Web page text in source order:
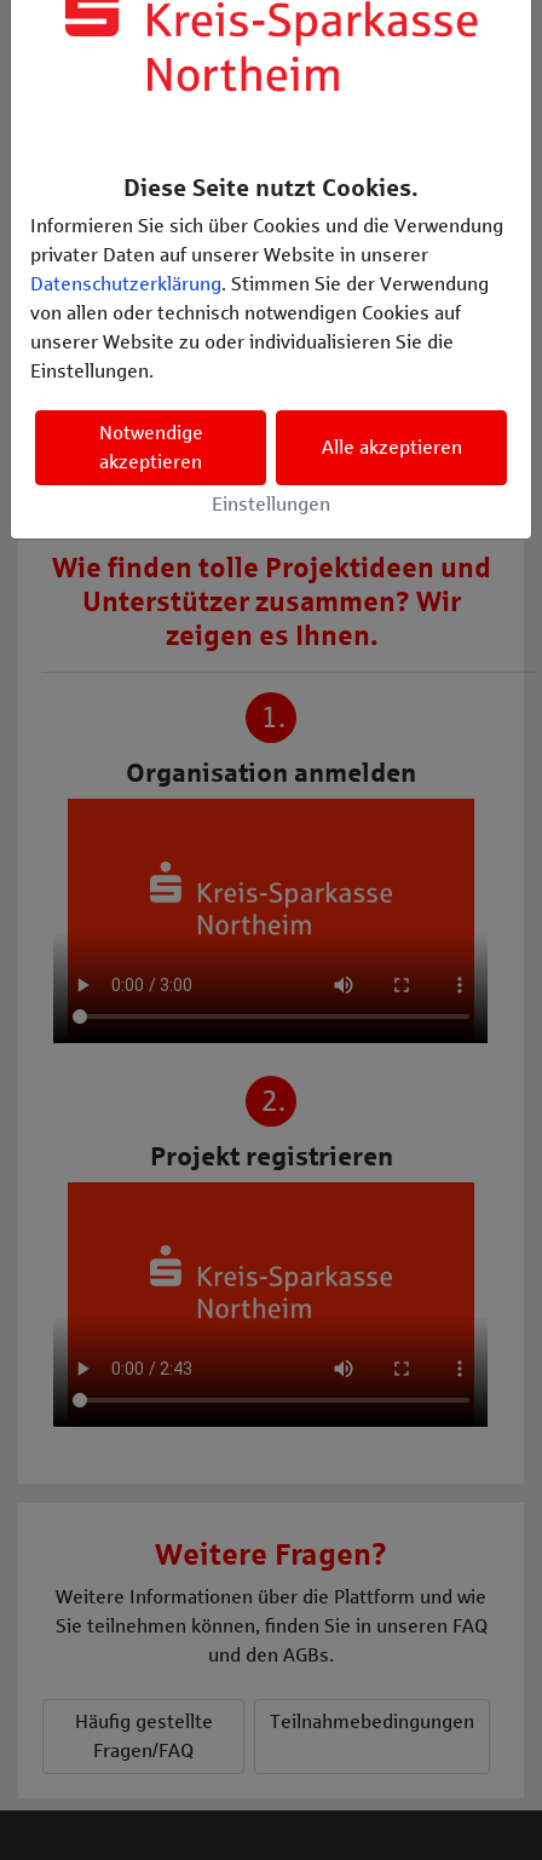
Diese Seite nutzt Cookies.
Informieren Sie sich über Cookies und die Verwendung
privater Daten auf unserer Website in unserer
Datenschutzerklärung. Stimmen Sie der Verwendung
von allen oder technisch notwendigen Cookies auf
unserer Website zu oder individualisieren Sie die
Einstellungen.
Notwendige
akzeptieren
Alle akzeptieren
Einstellungen
Nach erfolgreicher Prüfung erhalten Sie die
zugesagte Fördersumme auf Ihr Vereinskonto.
Sportgeräte, die längst fällige Renovierung
des Vereinshauses oder ein neues
Musikprojekt geht. Wir unterstützen
Vereine und Organisationen in unserer
Region. Reichen Sie einfach Ihr Projekt ein
und werden Teil unserer Aktion.
Wie finden tolle Projektideen und
Unterstützer zusammen? Wir
zeigen es Ihnen.
1.
Organisation anmelden
2.
Projekt registrieren
Weitere Fragen?
Weitere Informationen über die Plattform und wie
Sie teilnehmen können, finden Sie in unseren FAQ
und den AGBs.
Häufig gestellte
Fragen/FAQ
Teilnahmebedingungen